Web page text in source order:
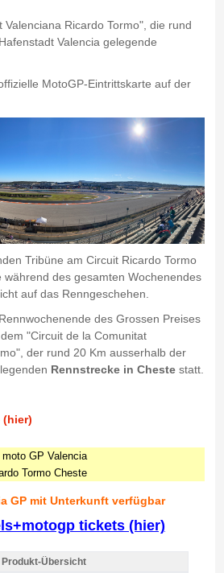
Ricardo Tormo", die rund
Valencia gelegende
MotoGP-Eintrittskarte auf der
Tribüne am Circuit Ricardo Tormo
während des gesamten Wochenendes
auf das Renngeschehen.
des Grossen Preises
"Circuit de la Comunitat
der rund 20 Km ausserhalb der
Rennstrecke in Chestestatt.
(hier)
moto GP Valencia
Tormo Cheste
GP mit Unterkunft verfügbar
tickets (hier)
Produkt-Übersicht